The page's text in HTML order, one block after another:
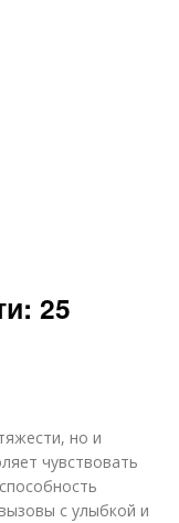
25
но и
чувствовать
с улыбкой и